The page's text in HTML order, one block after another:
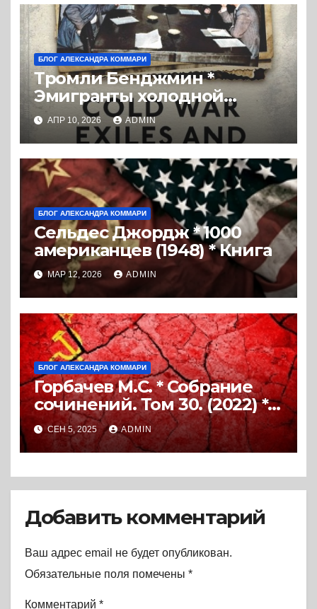
БЛОГ АЛЕКСАНДРА КОММАРИ
Тромли Бенджмин *
Эмигранты холодной
войны и ЦРУ: Заговоры с
целью освобождения
России (2019) * Перевод
книги
АПР 10, 2026 ADMIN
БЛОГ АЛЕКСАНДРА КОММАРИ
Сельдес Джордж * 1000
американцев (1948) * Книга
МАР 12, 2026 ADMIN
БЛОГ АЛЕКСАНДРА КОММАРИ
Горбачев М.С. * Собрание
сочинений. Том 30. (2022) *
Книга
СЕН 5, 2025 ADMIN
Добавить комментарий
Ваш адрес email не будет опубликован.
Обязательные поля помечены *
Комментарий *